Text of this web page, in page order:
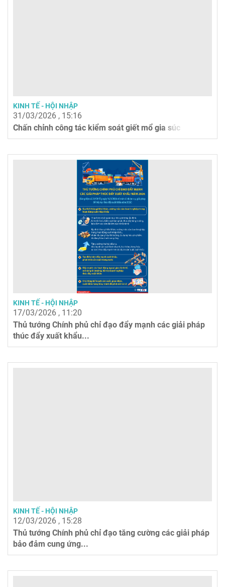
KINH TẾ - HỘI NHẬP
31/03/2026 , 15:16
Chấn chỉnh công tác kiểm soát giết mổ gia súc
KINH TẾ - HỘI NHẬP
17/03/2026 , 11:20
Thủ tướng Chính phủ chỉ đạo đẩy mạnh các giải pháp
thúc đẩy xuất khẩu...
KINH TẾ - HỘI NHẬP
12/03/2026 , 15:28
Thủ tướng Chính phủ chỉ đạo tăng cường các giải pháp
bảo đảm cung ứng...